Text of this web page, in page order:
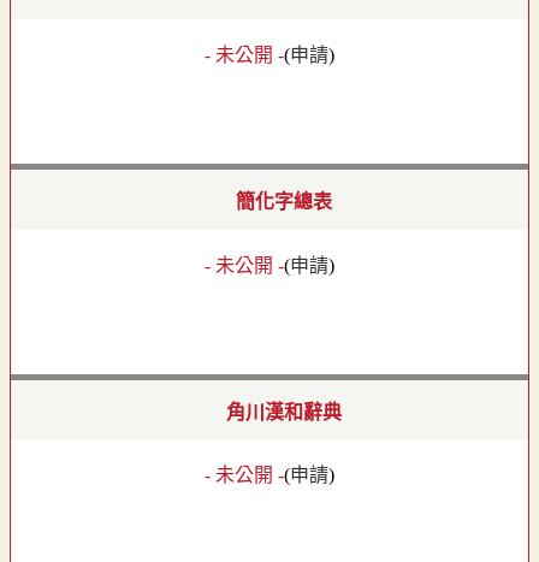
- 未公開 -(申請)
簡化字總表
- 未公開 -(申請)
角川漢和辭典
- 未公開 -(申請)